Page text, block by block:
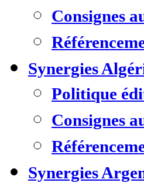
Consignes
Synergies
Politique
Consignes
Synergies